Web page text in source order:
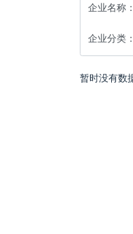
企业名称：
企业分类：
暂时没有数